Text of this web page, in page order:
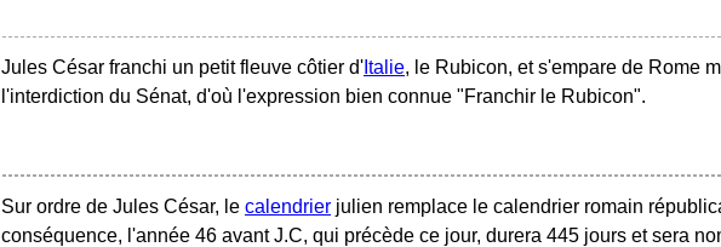
Jules César franchi un petit fleuve côtier d' Italie, le Rubicon, et s'empare de Rome
l'interdiction du Sénat, d'où l'expression bien connue "Franchir le Rubicon".
Sur ordre de Jules César, le calendrier julien remplace le calendrier romain
conséquence, l'année 46 avant J.C, qui précède ce jour, durera 445 jours et sera